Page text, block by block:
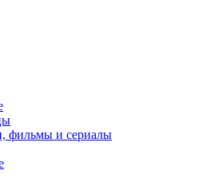
фильмы и сериалы